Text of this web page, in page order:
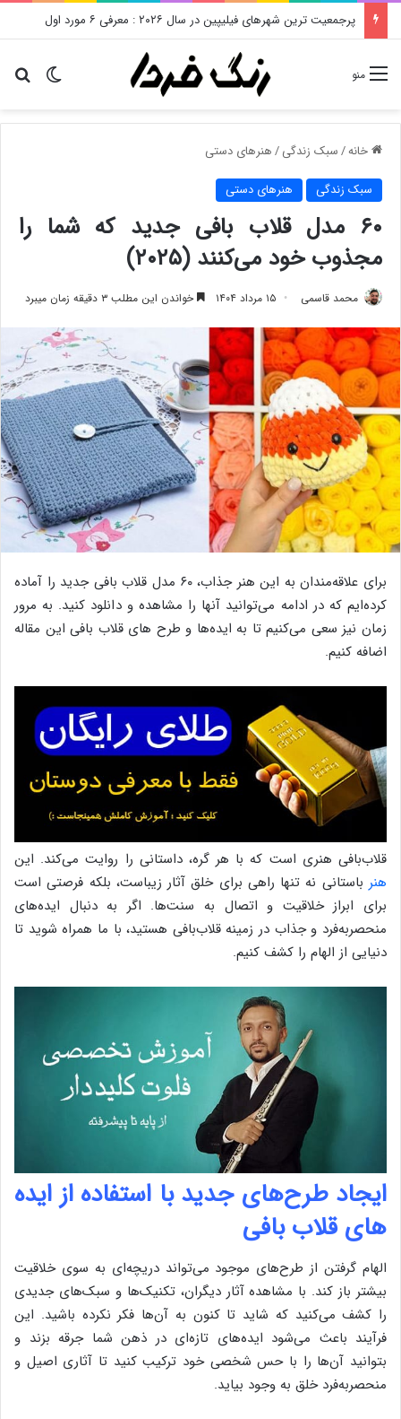
جمعیت تهران در سال ۱۴۰۵ چقدر شده است؟ نگاهی به آخرین آمارها
تغییر منو
خانه/سبک زندگی/هنرهای دستی
سبک زندگی هنرهای دستی
۶۰ مدل قلاب بافی جدید که شما را
مجذوب خود می‌کنند (۲۰۲۵)
محمد قاسمی ۱۵ مرداد ۱۴۰۴ خواندن این مطلب ۳ دقیقه زمان میبرد
برای علاقه‌مندان به این هنر جذاب، ۶۰ مدل قلاب بافی جدید را آماده
کرده‌ایم که در ادامه می‌توانید آنها را مشاهده و دانلود کنید. به مرور
زمان نیز سعی می‌کنیم تا به ایده‌ها و طرح های قلاب بافی این مقاله
اضافه کنیم.
قلاب‌بافی هنری است که با هر گره، داستانی را روایت می‌کند. این
هنر باستانی نه تنها راهی برای خلق آثار زیباست، بلکه فرصتی است
برای ابراز خلاقیت و اتصال به سنت‌ها. اگر به دنبال اید‌‌‌‌‌‌‌‌‌‌‌‌‌‌‌‌‌‌‌‌‌‌‌‌‌‌‌‌‌‌‌‌‌‌‌‌‌‌‌‌‌‌‌‌‌‌‌‌‌‌‌‌‌‌‌‌‌‌‌‌‌‌‌‌‌‌‌‌‌‌‌‌‌‌‌‌‌‌‌‌‌‌‌‌‌‌‌‌‌‌‌‌‌‌‌‌‌‌‌‌‌‌‌‌‌‌‌‌‌‌‌‌‌‌‌‌‌‌‌‌‌‌‌‌‌‌‌‌‌‌‌‌‌‌‌‌‌‌ه‌های
منحصربه‌فرد و جذاب در زمینه قلاب‌بافی هستید، با ما همراه شوید تا
دنیایی از الهام را کشف کنیم.
ایجاد طرح‌های جدید با استفاده از ایده
های قلاب بافی
الهام گرفتن از طرح‌های موجود می‌تواند دریچه‌ای به سوی خلاقیت
بیشتر باز کند. با مشاهده آثار دیگران، تکنیک‌ها و سبک‌های جدیدی
را کشف می‌کنید که شاید تا کنون به آن‌ها فکر نکرده باشید. این
فرآیند باعث می‌شود ایده‌های تازه‌ای در ذهن شما جرقه بزند و
بتوانید آن‌ها را با حس شخصی خود ترکیب کنید تا آثاری اصیل و
منحصربه‌فرد خلق به وجود بیاید.